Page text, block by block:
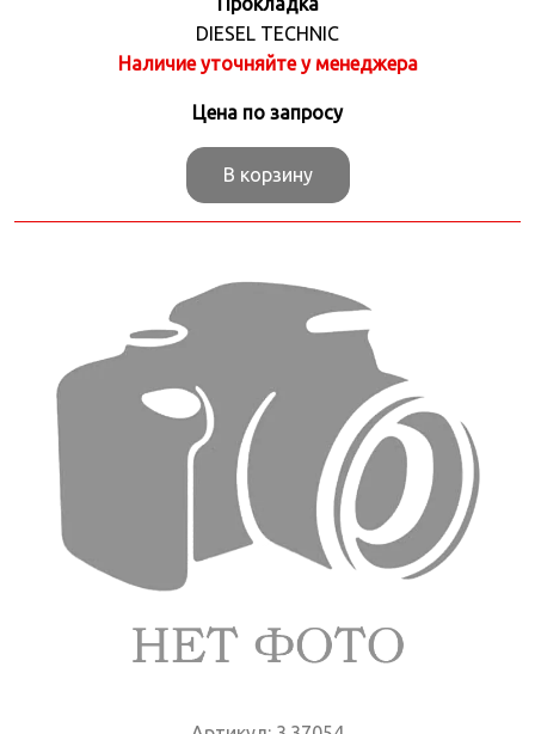
DIESEL TECHNIC
Наличие уточняйте у менеджера
Цена по запросу
В корзину